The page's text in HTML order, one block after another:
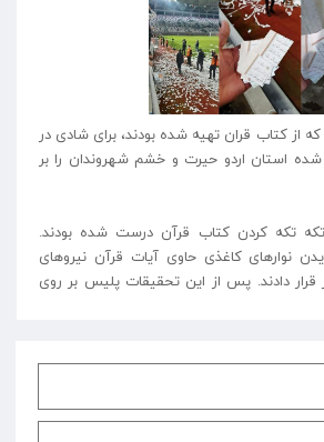
که از کتاب قران تهیه شده بودند، برای شادی در
شده استان اردو حیرت و خشم شهروندان را بر
تکه تکه کردن کتاب قرآن درست شده بودند.
نوارهای کاغذی حاوی آیات قرآن نیروهای
قرار دادند. پس از این تحقیقات پلیس بر روی